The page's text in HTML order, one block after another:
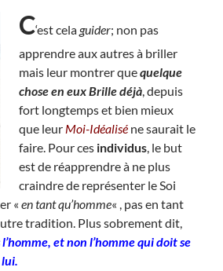
C‘est cela guider; non pas
apprendre aux autres à briller
mais leur montrer quequelque
chose en eux Brille déjà, depuis
fort longtemps et bien mieux
que leur Moi-Idéalisé ne saurait le
faire. Pour ces individus, le but
est de réapprendre à ne plus
craindre de représenter le Soi
« en tant qu’homme« , pas en tant
tradition. Plus sobrement dit,
et non l’homme qui doit se